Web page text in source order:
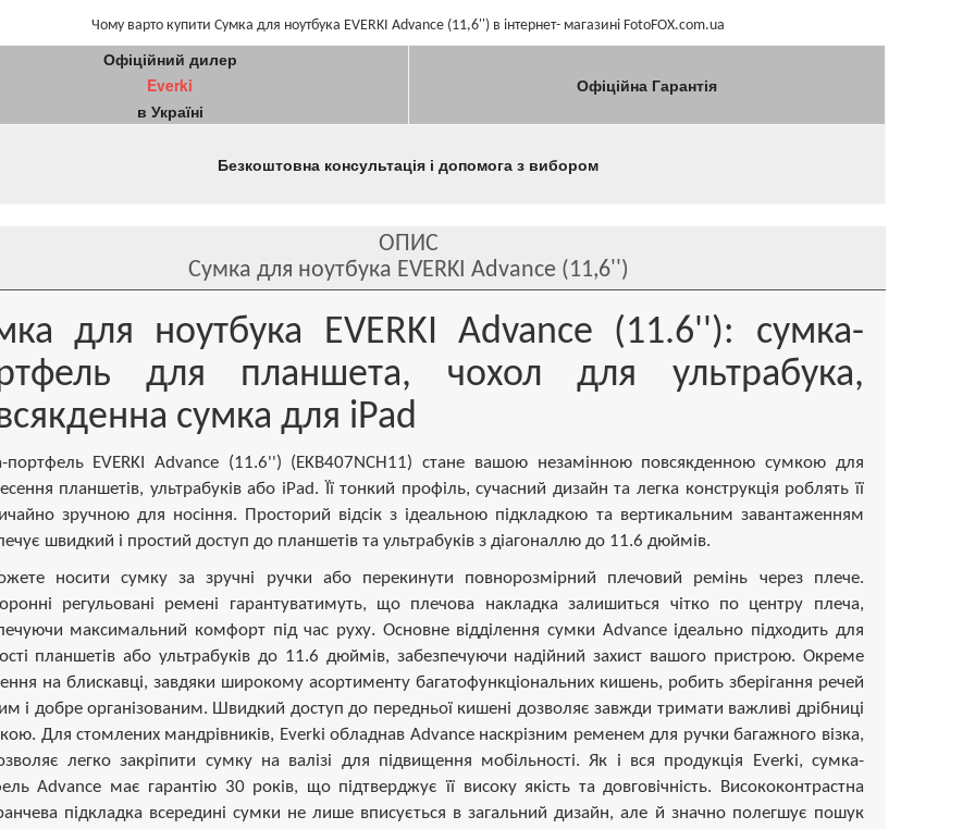
Чому варто купити Сумка для ноутбука EVERKI Advance (11,6'') в інтернет- магазині FotoFOX.com.ua
Офіційний дилер
Everki
в Україні
Офіційна Гарантія
Безкоштовна консультація і допомога з вибором
ОПИС
Сумка для ноутбука EVERKI Advance (11,6'')
для ноутбука EVERKI Advance (11.6''): сумка-
для планшета, чохол для ультрабука,
сумка для iPad
портфель EVERKI Advance (11.6'') (EKB407NCH11) стане вашою незамінною повсякденною сумкою для
планшетів, ультрабуків або iPad. Її тонкий профіль, сучасний дизайн та легка конструкція роблять її
зручною для носіння. Просторий відсік з ідеальною підкладкою та вертикальним завантаженням
швидкий і простий доступ до планшетів та ультрабуків з діагоналлю до 11.6 дюймів.
носити сумку за зручні ручки або перекинути повнорозмірний плечовий ремінь через плече.
регульовані ремені гарантуватимуть, що плечова накладка залишиться чітко по центру плеча,
максимальний комфорт під час руху. Основне відділення сумки Advance ідеально підходить для
планшетів або ультрабуків до 11.6 дюймів, забезпечуючи надійний захист вашого пристрою. Окреме
на блискавці, завдяки широкому асортименту багатофункціональних кишень, робить зберігання речей
і добре організованим. Швидкий доступ до передньої кишені дозволяє завжди тримати важливі дрібниці
Для стомлених мандрівників, Everki обладнав Advance наскрізним ременем для ручки багажного візка,
легко закріпити сумку на валізі для підвищення мобільності. Як і вся продукція Everki, сумка-
Advance має гарантію 30 років, що підтверджує її високу якість та довговічність. Висококонтрастна
підкладка всередині сумки не лише вписується в загальний дизайн, але й значно полегшує пошук